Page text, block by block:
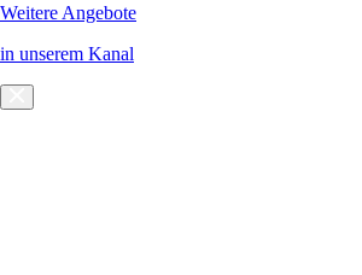
Weitere Angebote
in unserem Kanal